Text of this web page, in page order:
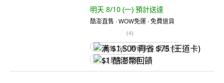
明天 8/10 (一) 預計送達
酷澎直售 ∙ WOW免運 ∙ 免費退貨
(4)
满 $1,500 再省 $75 (王道卡)
$1 酷澎幣回饋